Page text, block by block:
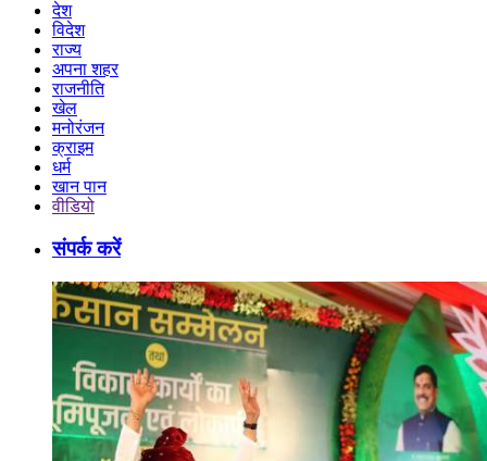
देश
विदेश
राज्य
अपना शहर
राजनीति
खेल
मनोरंजन
क्राइम
धर्म
खान पान
वीडियो
संपर्क करें